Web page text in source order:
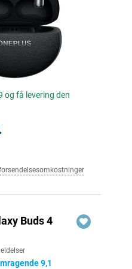
og få levering den
Buds 4
9,1